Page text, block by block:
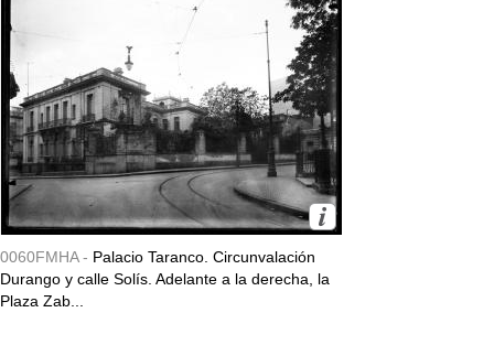
0060FMHA - Palacio Taranco. Circunvalación
Durango y calle Solís. Adelante a la derecha, la
Plaza Zab...